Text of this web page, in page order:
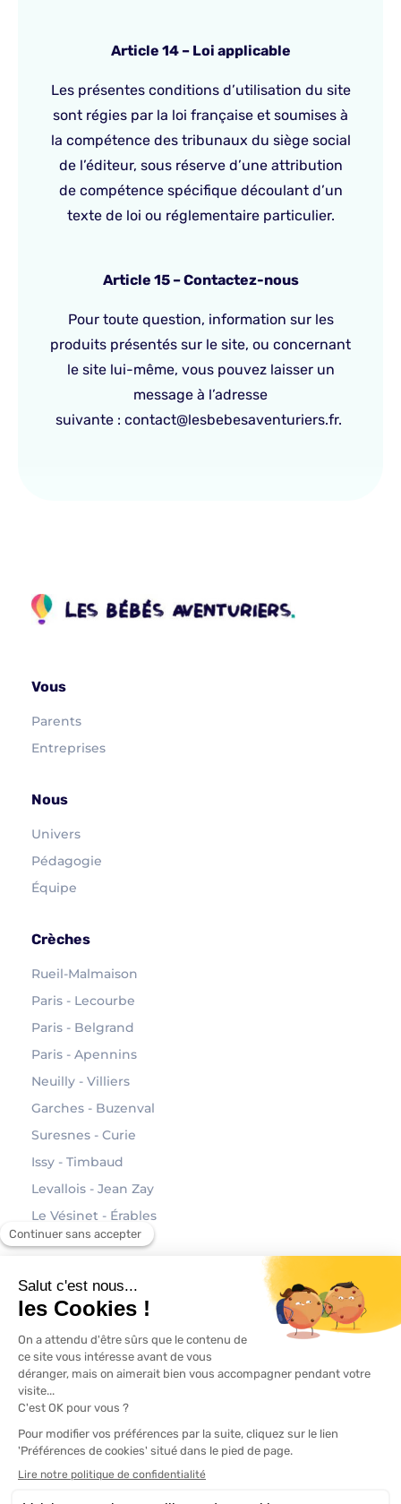
Article 14 – Loi applicable
Les présentes conditions d’utilisation du site
sont régies par la loi française et soumises à
la compétence des tribunaux du siège social
de l’éditeur, sous réserve d’une attribution
de compétence spécifique découlant d’un
texte de loi ou réglementaire particulier.
Article 15 – Contactez-nous
Pour toute question, information sur les
produits présentés sur le site, ou concernant
le site lui-même, vous pouvez laisser un
message à l’adresse
suivante : contact@lesbebesaventuriers.fr.
Vous
Parents
Entreprises
Nous
Univers
Pédagogie
Équipe
Crèches
Rueil-Malmaison
Paris - Lecourbe
Paris - Belgrand
Paris - Apennins
Neuilly - Villiers
Garches - Buzenval
Suresnes - Curie
Issy - Timbaud
Levallois - Jean Zay
Le Vésinet - Érables
Contact
Politique de confidentialité
Modifier vos préférences en matière de cookies